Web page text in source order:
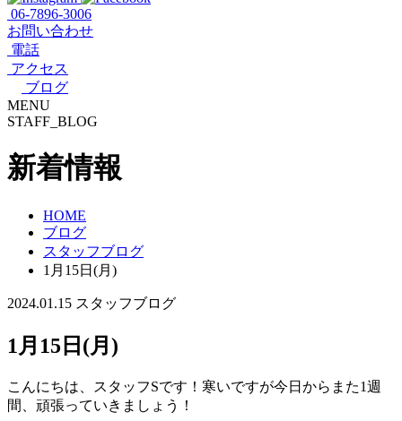
06-7896-3006
お問い合わせ
電話
アクセス
ブログ
MENU
STAFF_BLOG
新着情報
HOME
ブログ
スタッフブログ
1月15日(月)
2024.01.15 スタッフブログ
1月15日(月)
こんにちは、スタッフSです！寒いですが今日からまた1週
間、頑張っていきましょう！